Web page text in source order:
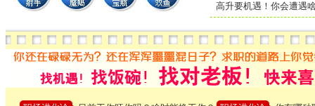
高升要机遇！你会遭